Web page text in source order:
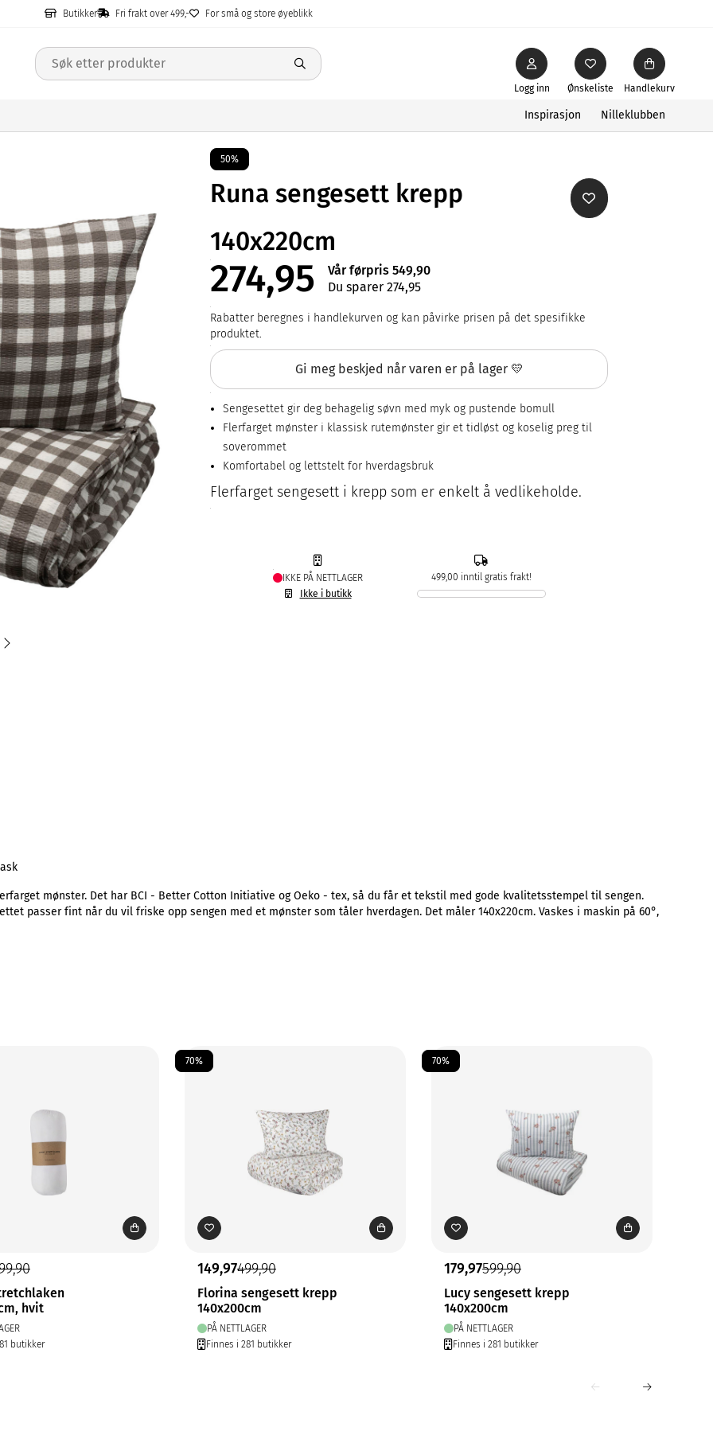
Butikker Fri frakt over 499,- For små og store øyeblikk
Ønskeliste
Logg inn Handlekurv
Inspirasjon Nilleklubben
50%
Runa sengesett krepp
140x220cm
274,95
Vår førpris 549,90
Du sparer 274,95
Rabatter beregnes i handlekurven og kan påvirke prisen på det spesifikke
produktet.
Gi meg beskjed når varen er på lager 💛
Sengesettet gir deg behagelig søvn med myk og pustende bomull
Flerfarget mønster i klassisk rutemønster gir et tidløst og koselig preg til
soverommet
Komfortabel og lettstelt for hverdagsbruk
Flerfarget sengesett i krepp som er enkelt å vedlikeholde.
IKKE PÅ NETTLAGER
Ikke i butikk
499,00 inntil gratis frakt!
mønster. Det har BCI - Better Cotton Initiative og Oeko - tex, så du får et tekstil med gode kvalitetsstempel til sengen.
passer fint når du vil friske opp sengen med et mønster som tåler hverdagen. Det måler 140x220cm. Vaskes i maskin på 60°,
hvit
butikker
70%
149,97499,90
Florina sengesett krepp
140x200cm
PÅ NETTLAGER
Finnes i 281 butikker
70%
179,97599,90
Lucy sengesett krepp
140x200cm
PÅ NETTLAGER
Finnes i 281 butikker